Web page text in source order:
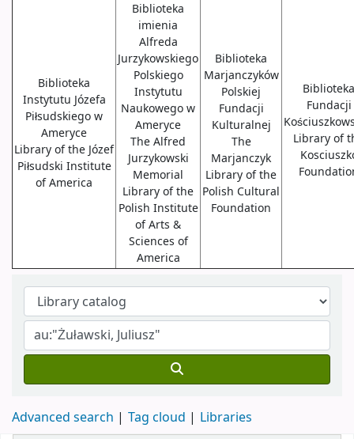
Biblioteka
Instytutu Józefa
Piłsudskiego w
Ameryce
Library of the Józef
Piłsudski Institute
of America
Biblioteka
imienia
Alfreda
Jurzykowskiego
Polskiego
Instytutu
Naukowego w
Ameryce
The Alfred
Jurzykowski
Memorial
Library of the
Polish Institute
of Arts &
Sciences of
America
Biblioteka
Marjanczyków
Polskiej
Fundacji
Kulturalnej
The
Marjanczyk
Library of the
Polish Cultural
Foundation
Biblioteka
Fundacji
Library of
Advanced search Tag cloud Libraries